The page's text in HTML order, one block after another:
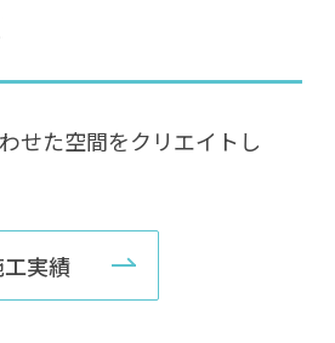
せた空間をクリエイトし
実績